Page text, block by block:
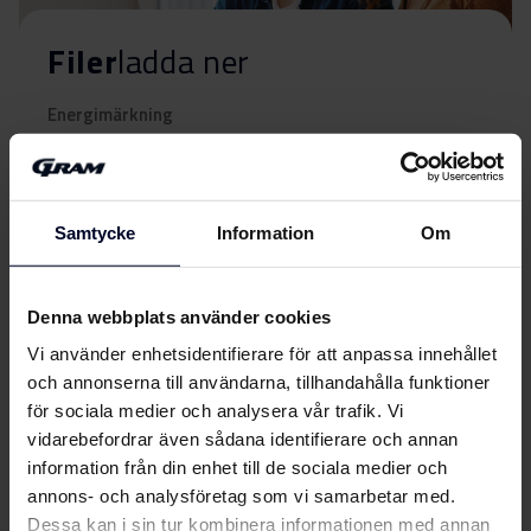
Samtycke Information Om
Denna webbplats använder cookies
Vi använder enhetsidentifierare för att anpassa innehållet
och annonserna till användarna, tillhandahålla funktioner
för sociala medier och analysera vår trafik. Vi
vidarebefordrar även sådana identifierare och annan
information från din enhet till de sociala medier och
annons- och analysföretag som vi samarbetar med.
Dessa kan i sin tur kombinera informationen med annan
Filerladda ner
Energimärkning
Ladda ner
EU-produktbeskrivning
(DK,EN,FI,SV,NO)
Användarhandbok
Säkerhetsinformation
och varningar (DK)
Ladda ner
Visa mer